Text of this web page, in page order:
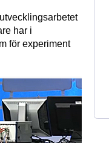
har i
för experiment